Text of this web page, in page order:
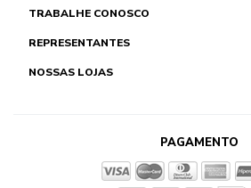
TRABALHE CONOSCO
REPRESENTANTES
NOSSAS LOJAS
PAGAMENTO